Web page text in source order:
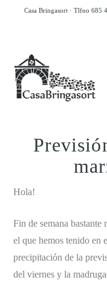
Casa Bringasort · Tlfno 685
Hola!
Fin de semana
el que hemos tenido en
precipitación de la
del viernes y la